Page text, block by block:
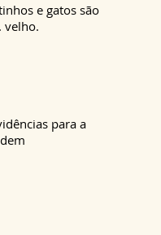
e gatos são
velho.
para a